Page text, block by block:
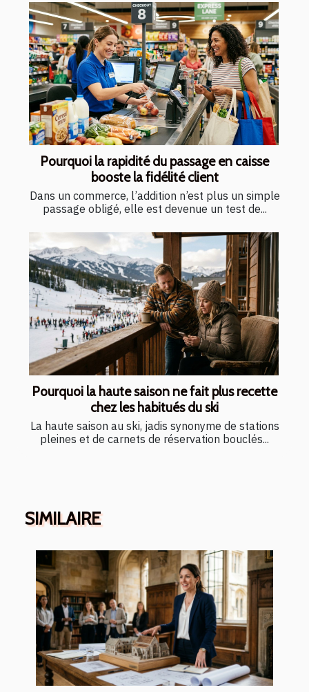
Pourquoi la rapidité du passage en caisse
booste la fidélité client
Dans un commerce, l’addition n’est plus un simple
passage obligé, elle est devenue un test de...
Pourquoi la haute saison ne fait plus recette
chez les habitués du ski
La haute saison au ski, jadis synonyme de stations
pleines et de carnets de réservation bouclés...
SIMILAIRE